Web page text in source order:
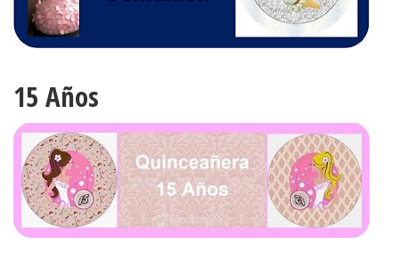
15 Años